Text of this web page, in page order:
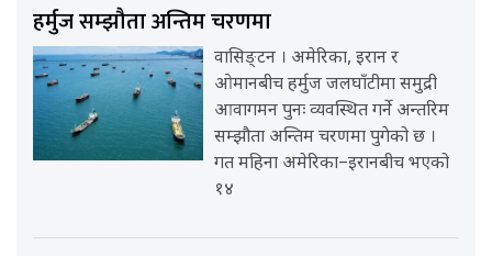
हर्मुज सम्झौता अन्तिम चरणमा
वासिङ्टन । अमेरिका, इरान र
ओमानबीच हर्मुज जलघाँटीमा समुद्री
आवागमन पुनः व्यवस्थित गर्ने अन्तरिम
सम्झौता अन्तिम चरणमा पुगेको छ ।
गत महिना अमेरिका–इरानबीच भएको
१४